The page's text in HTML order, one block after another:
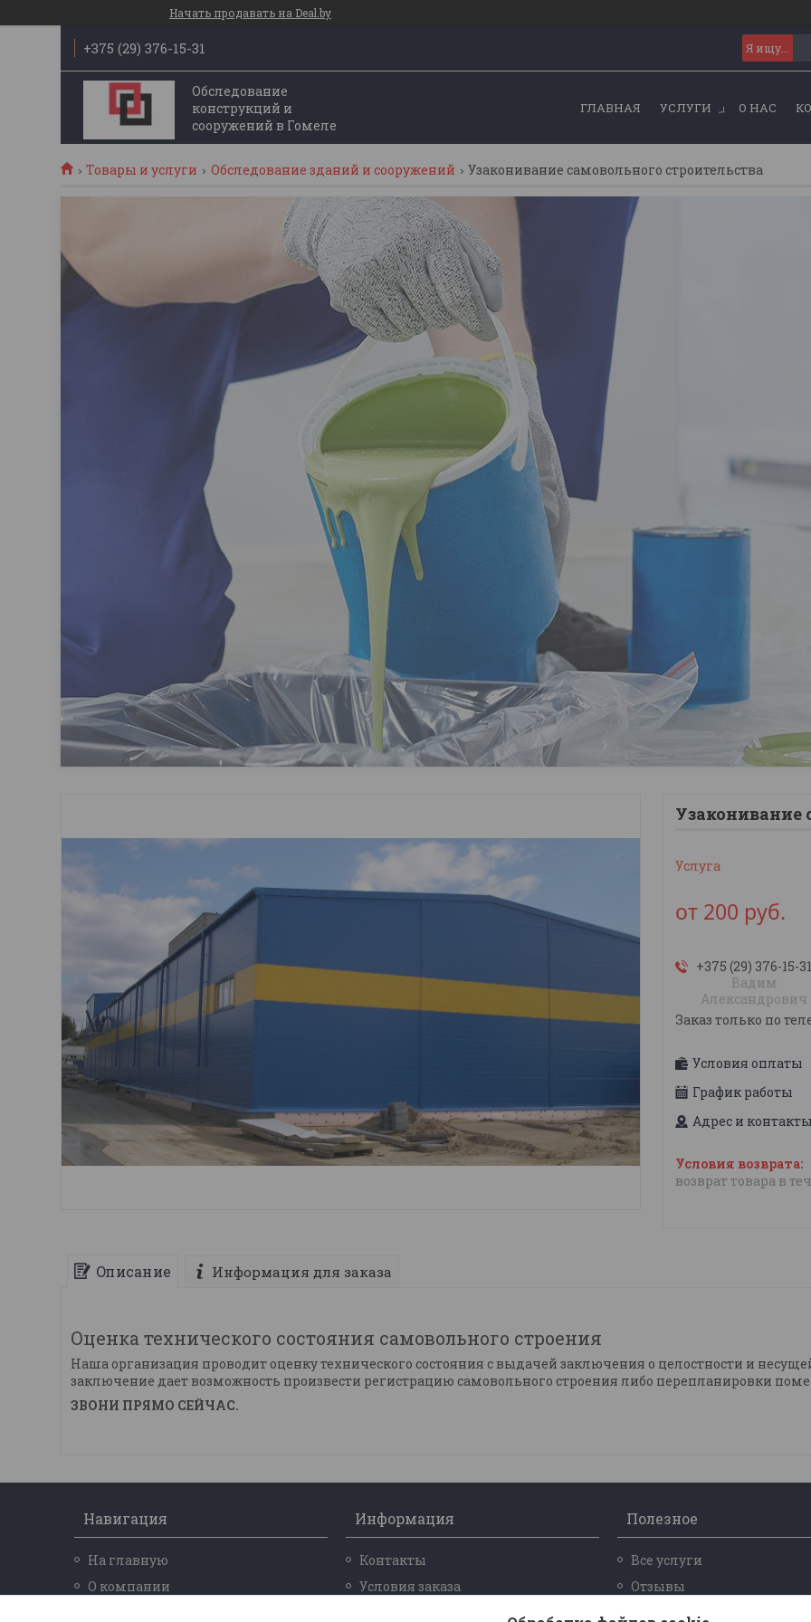
Начать продавать на Deal.by
+375 (29) 376-15-31
Обследование
конструкций и
сооружений в Гомеле
ГЛАВНАЯ УСЛУГИ О НАС
Товары и услуги Обследование зданий и сооружений Узаконивание самовольного строительства
Узаконивание
Услуга
от 200 руб.
+375 (29) 376-15-31
Вадим
Александрович
Заказ только по
Условия оплаты
График работы
Адрес и контакты
возврат товара в
Описание Информация для заказа
Оценка технического состояния самовольного строения
Наша организация проводит оценку технического состояния с выдачей заключения о целостности и
заключение дает возможность произвести регистрацию самовольного строения либо перепланировки
ЗВОНИ ПРЯМО СЕЙЧАС.
Навигация
На главную
О компании
Информация
Контакты
Условия заказа
Полезное
Все услуги
Отзывы